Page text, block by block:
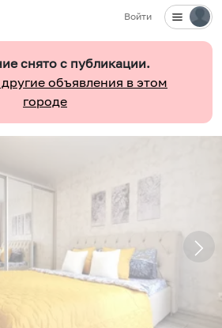
Войти
снято с публикации.
объявления в этом
городе